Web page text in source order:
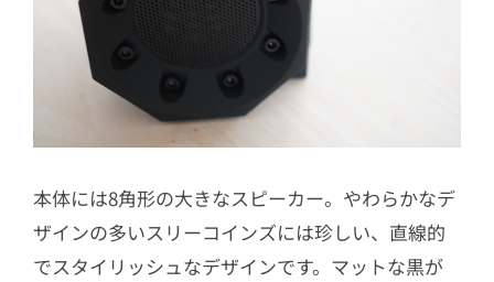
本体には8角形の大きなスピーカー。やわらかなデ
ザインの多いスリーコインズには珍しい、直線的
でスタイリッシュなデザインです。マットな黒が